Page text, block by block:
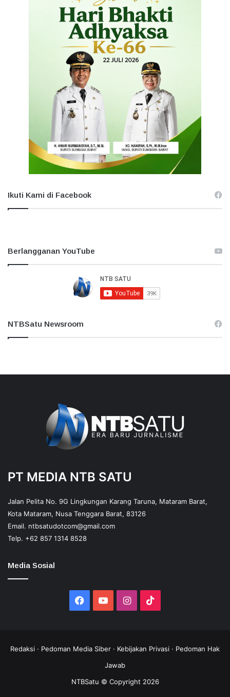
Ikuti Kami di Facebook
Berlangganan YouTube
NTBSatu Newsroom
PT MEDIA NTB SATU
Jalan Pelita No. 9G Lingkungan Karang Taruna, Mataram Barat,
Kota Mataram, Nusa Tenggara Barat, 83126
Email. ntbsatudotcom@gmail.com
Telp. +62 857 1314 8528
Media Sosial
Facebook
YouTubeInstagram
Redaksi · Pedoman Media Siber · Kebijakan Privasi · Pedoman Hak
Jawab
NTBSatu © Copyright 2026